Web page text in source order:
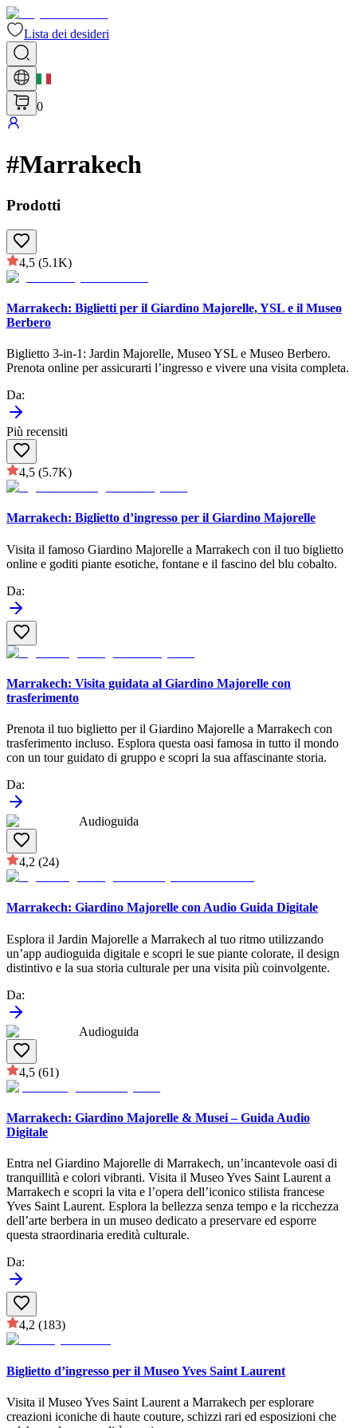
Lista dei desideri
0
#Marrakech
Prodotti
4,5 (5.1K)
Marrakech: Biglietti per il Giardino Majorelle, YSL e il Museo
Berbero
Biglietto 3-in-1: Jardin Majorelle, Museo YSL e Museo Berbero.
Prenota online per assicurarti l’ingresso e vivere una visita completa.
Da:
Più recensiti
4,5 (5.7K)
Marrakech: Biglietto d’ingresso per il Giardino Majorelle
Visita il famoso Giardino Majorelle a Marrakech con il tuo biglietto
online e goditi piante esotiche, fontane e il fascino del blu cobalto.
Da:
Marrakech: Visita guidata al Giardino Majorelle con
trasferimento
Prenota il tuo biglietto per il Giardino Majorelle a Marrakech con
trasferimento incluso. Esplora questa oasi famosa in tutto il mondo
con un tour guidato di gruppo e scopri la sua affascinante storia.
Da:
Audioguida
4,2 (24)
Marrakech: Giardino Majorelle con Audio Guida Digitale
Esplora il Jardin Majorelle a Marrakech al tuo ritmo utilizzando
un’app audioguida digitale e scopri le sue piante colorate, il design
distintivo e la sua storia culturale per una visita più coinvolgente.
Da:
Audioguida
4,5 (61)
Marrakech: Giardino Majorelle & Musei – Guida Audio
Digitale
Entra nel Giardino Majorelle di Marrakech, un’incantevole oasi di
tranquillità e colori vibranti. Visita il Museo Yves Saint Laurent a
Marrakech e scopri la vita e l’opera dell’iconico stilista francese
Yves Saint Laurent. Esplora la bellezza senza tempo e la ricchezza
dell’arte berbera in un museo dedicato a preservare ed esporre
questa straordinaria eredità culturale.
Da:
4,2 (183)
Biglietto d’ingresso per il Museo Yves Saint Laurent
Visita il Museo Yves Saint Laurent a Marrakech per esplorare
creazioni iconiche di haute couture, schizzi rari ed esposizioni che